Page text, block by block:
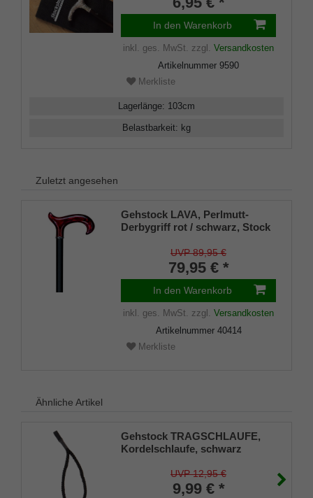
Klettverschluss
In den Warenkorb
inkl. ges. MwSt. zzgl. Versandkosten
Artikelnummer 9590
Merkliste
Lagerlänge: 103cm
Belastbarkeit: kg
Zuletzt angesehen
Gehstock LAVA, Perlmutt-
Derbygriff rot / schwarz, Stock
schwarz, höhenverstellbar 75-
100 cm, bis 110 Kg, inkl.
Gummipuffer
UVP 89,95 €
79,95 € *
In den Warenkorb
inkl. ges. MwSt. zzgl. Versandkosten
Artikelnummer 40414
Merkliste
Ähnliche Artikel
Gehstock TRAGSCHLAUFE,
Kordelschlaufe, schwarz
UVP 12,95 €
9,99 € *